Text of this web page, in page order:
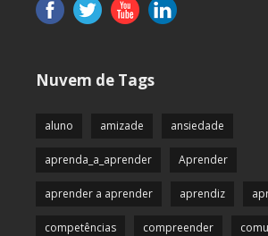
Nuvem de Tags
aluno amizade ansiedade
aprenda_a_aprender Aprender
aprender a aprender aprendiz
competências compreender